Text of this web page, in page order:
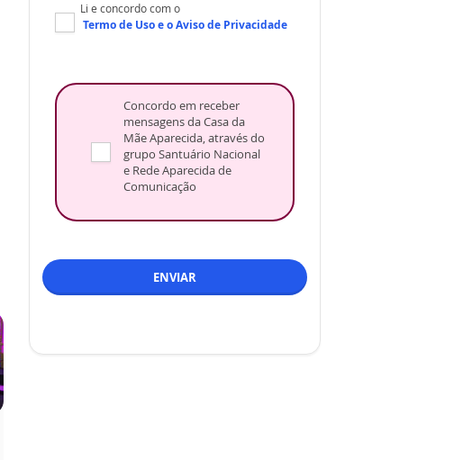
Li e concordo com o
Termo de Usoe oAviso de Privacidade
Concordo em receber
mensagens da Casa da
Mãe Aparecida, através do
grupo Santuário Nacional
e Rede Aparecida de
Comunicação
ENVIAR